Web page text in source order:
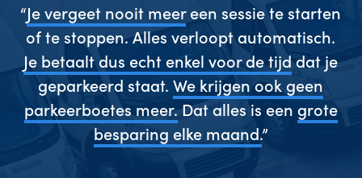
“Je vergeet nooit meereen sessie te starten
of te stoppen. Alles verloopt automatisch.
Je betaalt dus echt enkel voor de tijddat je
geparkeerd staat.We krijgen ook geen
parkeerboetes meer.Dat alles is een grote
besparing elke maand.”